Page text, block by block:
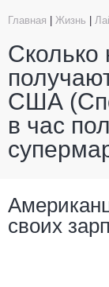
Главная Жизнь
США
в час
своих